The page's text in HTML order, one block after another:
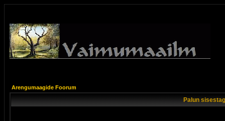
Arengumaagide Foorum
Palun